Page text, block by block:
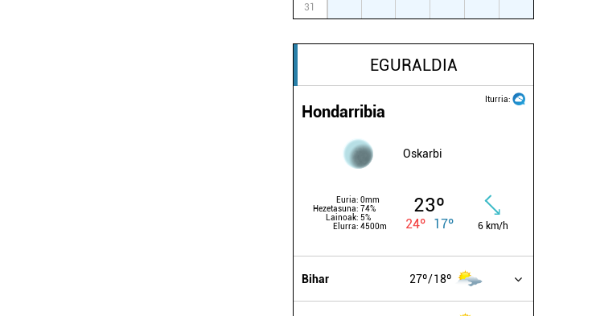
31
EGURALDIA
Iturria:
Hondarribia
Oskarbi
Euria: 0mm
Hezetasuna: 74%
Lainoak: 5%
Elurra: 4500m
23º
24º 17º 6 km/h
Bihar 27º 18º